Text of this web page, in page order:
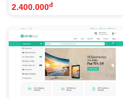
2.400.000đ